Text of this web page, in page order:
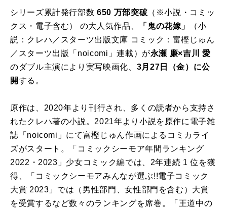
シリーズ累計発行部数650 万部突破 （※小説・コミッ
クス・電子含む） の大人気作品、
「鬼の花嫁」
（小
説：クレハ／スターツ出版文庫 コミック：富樫じゅん
／スターツ出版「 noicomi 」連載）が永瀬 廉×吉川 愛
のダブル主演により実写映画化、 3月 27 日（金）に公
開する。
原作は、 2020年より刊行され、多くの読者から支持さ
れたクレハ著の小説。 2021年より小説を原作に電子雑
誌「 noicomi 」にて富樫じゅん作画によるコミカライ
ズがスタート。「コミックシーモア年間ランキング
2022 ・ 2023 」少女コミック編では、 2年連続 1位を獲
得、「コミックシーモアみんなが選ぶ!!電子コミック
大賞 2023 」では（男性部門、女性部門を含む）大賞
を受賞するなど数々のランキングを席巻。「王道中の